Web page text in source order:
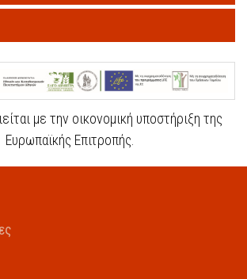
με την οικονομική υποστήριξη της
Ευρωπαϊκής Επιτροπής.